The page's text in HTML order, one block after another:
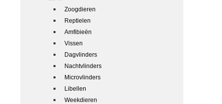
Zoogdieren
Reptielen
Amfibieën
Vissen
Dagvlinders
Nachtvlinders
Microvlinders
Libellen
Weekdieren